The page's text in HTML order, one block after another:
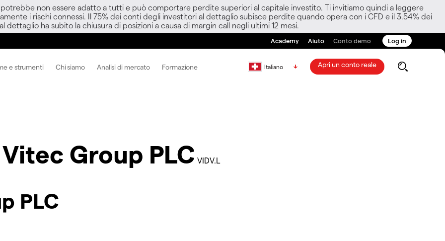
non essere adatto a tutti e può comportare perdite superiori al capitale investito. Ti invitiamo quindi a leggere
i rischi connessi. Il 75% dei conti degli investitori al dettaglio subisce perdite quando opera con i CFD e il 3.54% dei
dettaglio ha subito la chiusura di posizioni a causa di margin call negli ultimi 12 mesi.
Academy Aiuto Conto demo Log in
e strumenti Chi siamo Analisi di mercato Formazione Italiano Apri un conto reale
Vitec Group PLC VIDV.L
PLC